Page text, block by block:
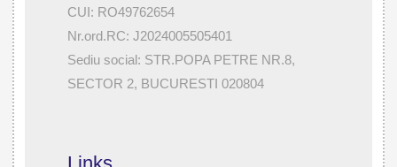
CUI: RO49762654
Nr.ord.RC: J2024005505401
Sediu social: STR.POPA PETRE NR.8,
SECTOR 2, BUCURESTI 020804